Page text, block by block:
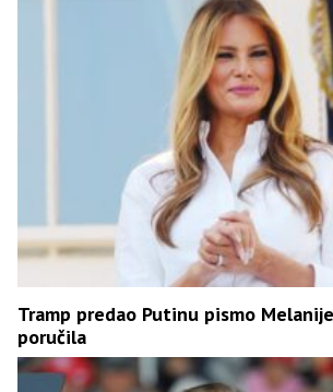
Tramp predao Putinu pismo
poručila